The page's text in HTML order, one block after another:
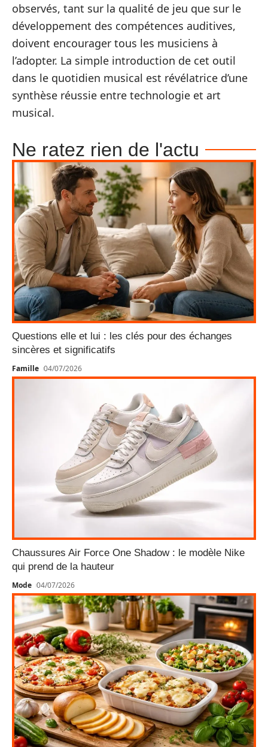
observés, tant sur la qualité de jeu que sur le
développement des compétences auditives,
doivent encourager tous les musiciens à
l’adopter. La simple introduction de cet outil
dans le quotidien musical est révélatrice d’une
synthèse réussie entre technologie et art
musical.
Ne ratez rien de l'actu
Questions elle et lui : les clés pour des échanges
sincères et significatifs
Famille 04/07/2026
Chaussures Air Force One Shadow : le modèle Nike
qui prend de la hauteur
Mode 04/07/2026